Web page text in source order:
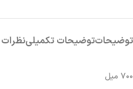
توضیحاتتوضیحات تکمیلینظرات
۷۰۰ میل